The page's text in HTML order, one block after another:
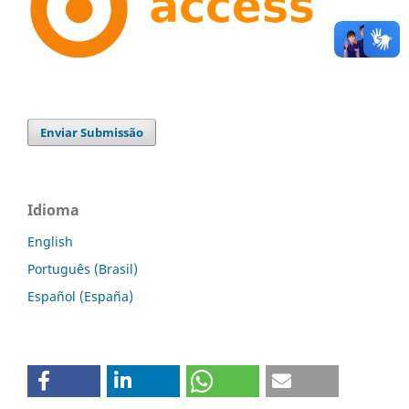
Enviar Submissão
Idioma
English
Português (Brasil)
Español (España)